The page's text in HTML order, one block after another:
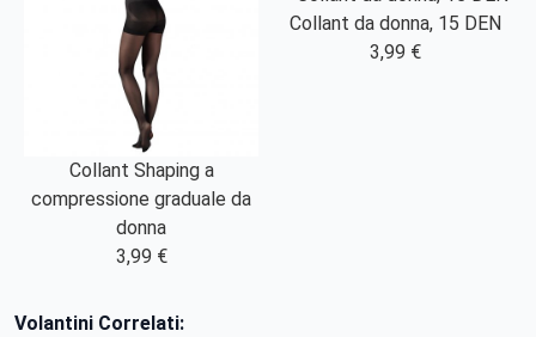
Collant Shaping a
compressione graduale da
donna
3,99 €
Collant da donna, 15 DEN
3,99 €
Volantini Correlati: